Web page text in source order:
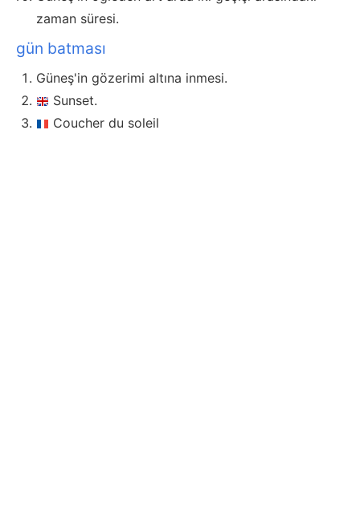
zaman süresi.
gün batması
Güneş'in gözerimi altına inmesi.
Sunset.
Coucher du soleil